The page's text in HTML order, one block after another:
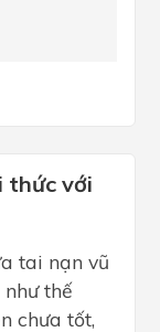
thức với
tai nạn vũ
như thế
chưa tốt,